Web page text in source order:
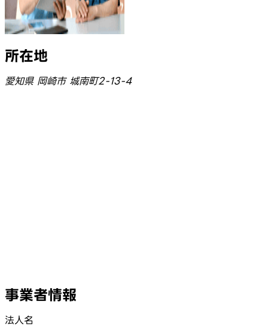
所在地
愛知県 岡崎市 城南町2-13-4
事業者情報
法人名